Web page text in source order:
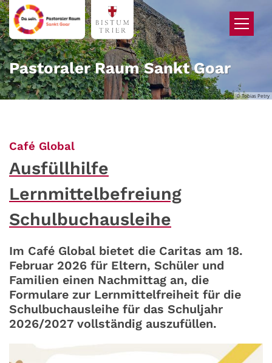
Zum Inhalt springen
© Tobias Petry
Pastoraler Raum Sankt Goar
Café Global:
Ausfüllhilfe
Lernmittelbefreiung
Schulbuchausleihe
Im Café Global bietet die Caritas am 18.
Februar 2026 für Eltern, Schüler und
Familien einen Nachmittag an, die
Formulare zur Lernmittelfreiheit für die
Schulbuchausleihe für das Schuljahr
2026/2027 vollständig auszufüllen.